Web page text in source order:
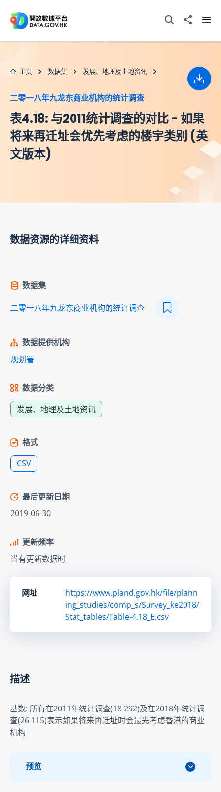
打开搜寻器分享至
主页 数据集 发展、地理及土地资讯
二零一八年九龙东商业机构的统计调查
表4.18: 与2011统计调查的对比 - 如果
将来再迁址会优先考虑的楼宇类别 (英
文版本)
下载
数据资源的详细资料
数据集
二零一八年九龙东商业机构的统计调查
数据提供机构
规划署
数据分类
发展、地理及土地资讯
格式
CSV
最后更新日期
2019-06-30
更新频率
当有更新数据时
网址
https://www.pland.gov.hk/file/plann
ing_studies/comp_s/Survey_ke2018/
Stat_tables/Table-4.18_E.csv
描述
基数: 所有在2011年统计调查(18 292)及在2018年统计调
查(26 115)表示如果将来再迁址时会最先考虑香港的商业
机构
预览